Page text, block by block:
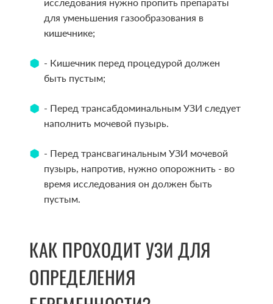
для уменьшения газообразования в
кишечнике;
- Кишечник перед процедурой должен
быть пустым;
- Перед трансабдоминальным УЗИ следует
наполнить мочевой пузырь.
- Перед трансвагинальным УЗИ мочевой
пузырь, напротив, нужно опорожнить - во
время исследования он должен быть
пустым.
КАК ПРОХОДИТ УЗИ ДЛЯ
ОПРЕДЕЛЕНИЯ